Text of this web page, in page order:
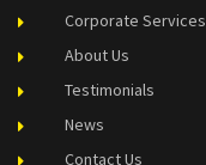
Corporate Services
About Us
Testimonials
News
Contact Us